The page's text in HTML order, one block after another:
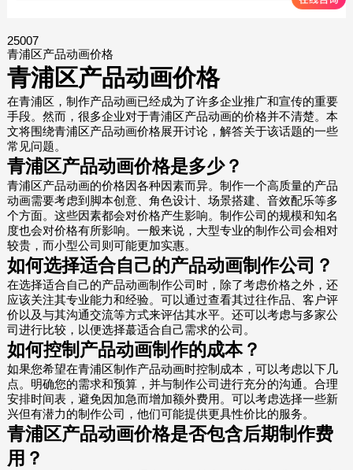
25007
青浦区产品动画价格
青浦区产品动画价格
在青浦区，制作产品动画已经成为了许多企业推广和宣传的重要
手段。然而，很多企业对于青浦区产品动画的价格并不清楚。本
文将围绕青浦区产品动画价格展开讨论，解答关于该话题的一些
常见问题。
青浦区产品动画价格是多少？
青浦区产品动画的价格因各种因素而异。制作一个高质量的产品
动画需要考虑到脚本创意、角色设计、场景搭建、音效配乐等多
个方面。这些因素都会对价格产生影响。制作公司的规模和知名
度也会对价格有所影响。一般来说，大型专业的制作公司会相对
较贵，而小型公司则可能更加实惠。
如何选择适合自己的产品动画制作公司？
在选择适合自己的产品动画制作公司时，除了考虑价格之外，还
应该关注其专业能力和经验。可以通过查看其过往作品、客户评
价以及与其沟通交流等方式来评估其水平。还可以考虑与多家公
司进行比较，以便选择蕞适合自己需求的公司。
如何控制产品动画制作的成本？
如果您希望在青浦区制作产品动画时控制成本，可以考虑以下几
点。明确您的需求和预算，并与制作公司进行充分的沟通。合理
安排时间表，避免因加急而增加额外费用。可以考虑选择一些新
兴但有潜力的制作公司，他们可能提供更具性价比的服务。
青浦区产品动画价格是否包含后期制作费
用？